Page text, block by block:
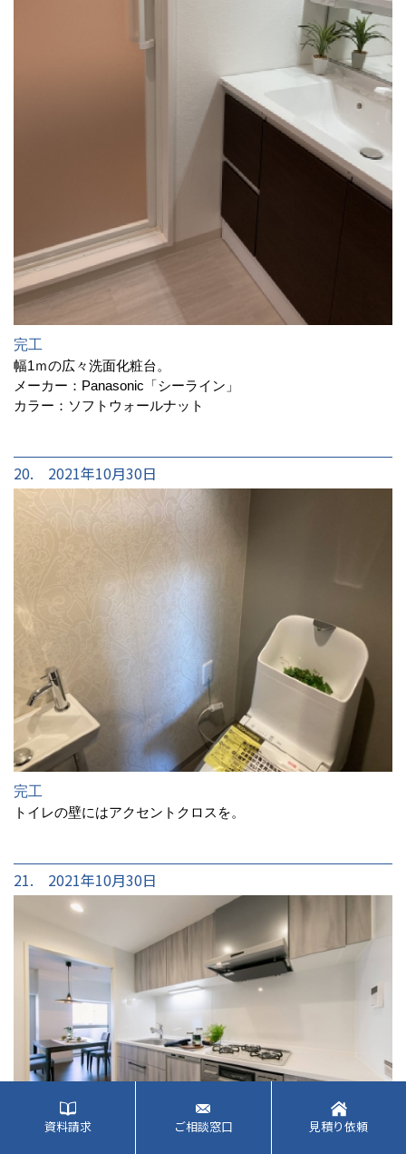
完工
幅1ｍの広々洗面化粧台。
メーカー：Panasonic「シーライン」
カラー：ソフトウォールナット
20. 2021年10月30日
完工
トイレの壁にはアクセントクロスを。
21. 2021年10月30日
資料請求 ご相談窓口 見積り依頼